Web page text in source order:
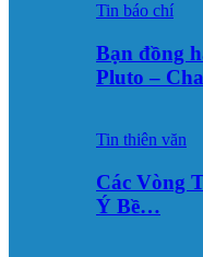
Tin báo chí
Bạn đồng
Pluto –
Tin thiên văn
Các Vòng
Ý Bề…